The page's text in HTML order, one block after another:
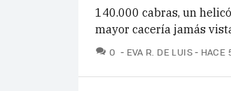
140.000 cabras, un
mayor cacería jamás
0 COMENTARIOS
EVA R. DE LUIS HACE